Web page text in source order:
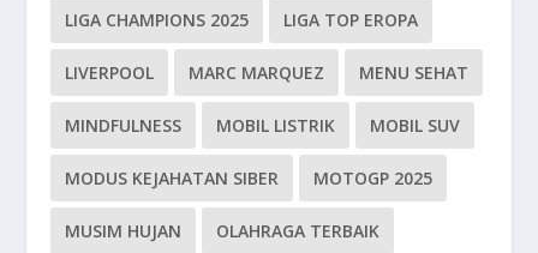
LIGA CHAMPIONS 2025 LIGA TOP EROPA
LIVERPOOL MARC MARQUEZ MENU SEHAT
MINDFULNESS MOBIL LISTRIK MOBIL SUV
MODUS KEJAHATAN SIBER MOTOGP 2025
MUSIM HUJAN OLAHRAGA TERBAIK